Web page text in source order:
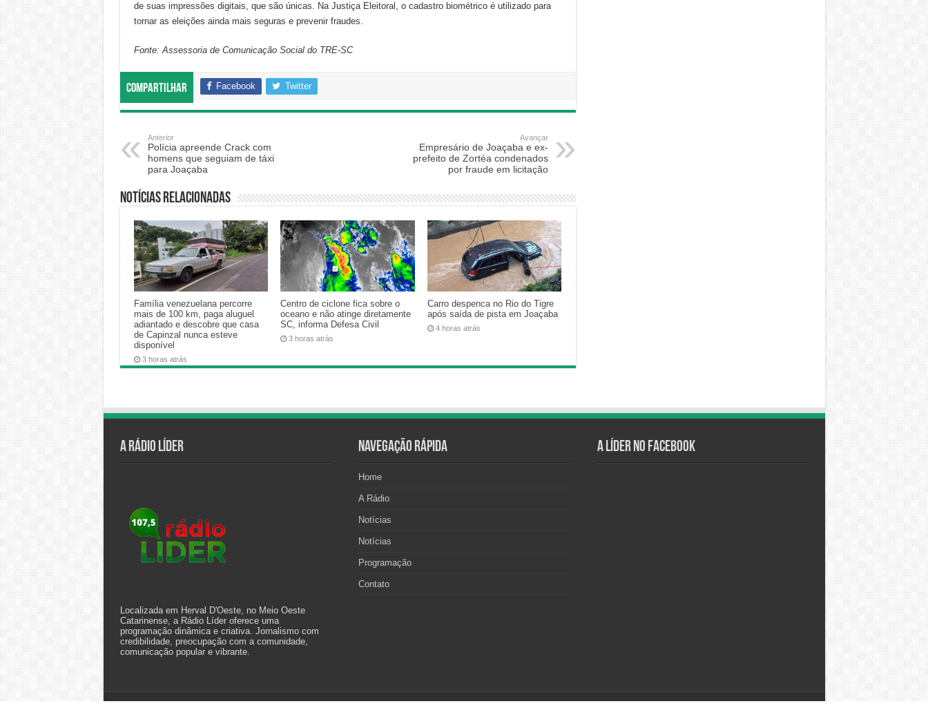
de suas impressões digitais, que são únicas. Na Justiça Eleitoral, o cadastro biométrico é utilizado para
tornar as eleições ainda mais seguras e prevenir fraudes.
Fonte: Assessoria de Comunicação Social do TRE-SC
Compartilhar Facebook Twitter
Anterior
Polícia apreende Crack com
homens que seguiam de táxi
para Joaçaba
Avançar
Empresário de Joaçaba e ex-
prefeito de Zortéa condenados
por fraude em licitação
Notícias relacionadas
Família venezuelana percorre
mais de 100 km, paga aluguel
adiantado e descobre que casa
de Capinzal nunca esteve
disponível
3 horas atrás
Centro de ciclone fica sobre o
oceano e não atinge diretamente
SC, informa Defesa Civil
3 horas atrás
Carro despenca no Rio do Tigre
após saída de pista em Joaçaba
4 horas atrás
A Rádio Líder
Localizada em Herval D'Oeste, no Meio Oeste
Catarinense, a Rádio Líder oferece uma
programação dinâmica e criativa. Jornalismo com
credibilidade, preocupação com a comunidade,
comunicação popular e vibrante.
Navegação Rápida
Home
A Rádio
Notícias
Notícias
Programação
Contato
A Líder no Facebook